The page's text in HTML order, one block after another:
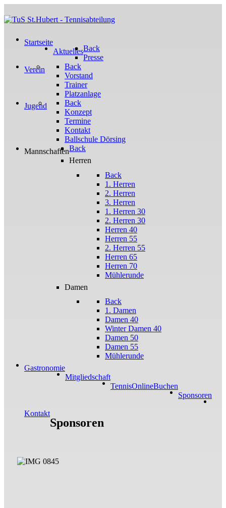
Startseite
AktuellesBack
Presse
Verein
Back
Vorstand
Trainer
Platzanlage
Jugend
Back
Konzept
Termine
Kontakt
Ballschule Dörsing
MannschaftenBack
Herren
Back
1. Herren
2. Herren
3. Herren
1. Herren 30
2. Herren 30
Herren 40
Herren 55
2. Herren 55
Herren 65
Herren 70
Mühlerunde
Damen
Back
1. Damen
Damen 40
Winter Damen 40
Damen 50
Damen 55
Mühlerunde
Gastronomie
Mitgliedschaft
TennisOnlineBuchen
Sponsoren
Kontakt
Sponsoren